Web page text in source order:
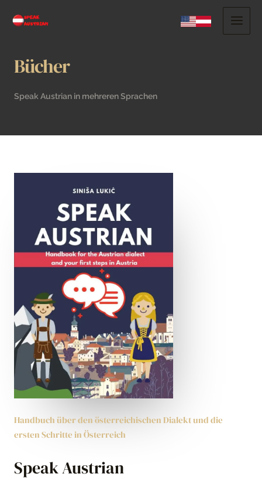
Bücher
Speak Austrian in mehreren Sprachen
Handbuch über den österreichischen Dialekt und die
ersten Schritte in Österreich
Speak Austrian